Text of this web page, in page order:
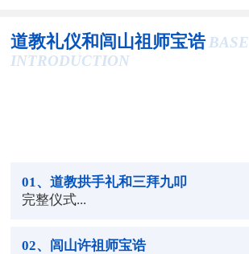
道教礼仪和闾山祖师宝诰 BASE
INTRODUCTION
01 、道教拱手礼和三拜九叩
完整仪式...
02、闾山许祖师宝诰